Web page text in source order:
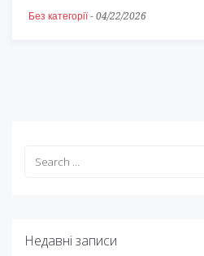
Без категорії- 04/22/2026
Недавні записи